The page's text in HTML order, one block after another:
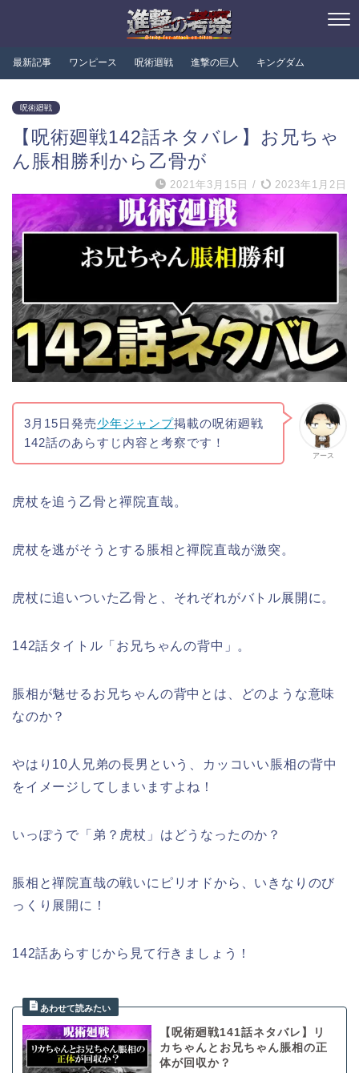
最新記事 ワンピース 呪術迴戦 進撃の巨人 キングダム
呪術廻戦
【呪術廻戦142話ネタバレ】お兄ちゃ
ん脹相勝利から乙骨が
2021年3月15日 / 2023年1月2日
アース
3月15日発売少年ジャンプ掲載の呪術廻戦
142話のあらすじ内容と考察です！
虎杖を追う乙骨と禪院直哉。
虎杖を逃がそうとする脹相と禪院直哉が激突。
虎杖に追いついた乙骨と、それぞれがバトル展開に。
142話タイトル「お兄ちゃんの背中」。
脹相が魅せるお兄ちゃんの背中とは、どのような意味
なのか？
やはり10人兄弟の長男という、カッコいい脹相の背中
をイメージしてしまいますよね！
いっぽうで「弟？虎杖」はどうなったのか？
脹相と禪院直哉の戦いにピリオドから、いきなりのび
っくり展開に！
142話あらすじから見て行きましょう！
【呪術廻戦141話ネタバレ】リ
カちゃんとお兄ちゃん脹相の正
体が回収か？